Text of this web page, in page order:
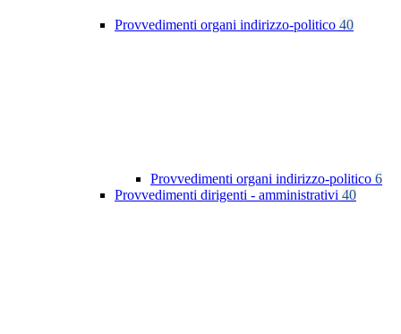
Provvedimenti organi indirizzo-politico 40
Provvedimenti organi indirizzo-politico 6
Provvedimenti dirigenti - amministrativi 40